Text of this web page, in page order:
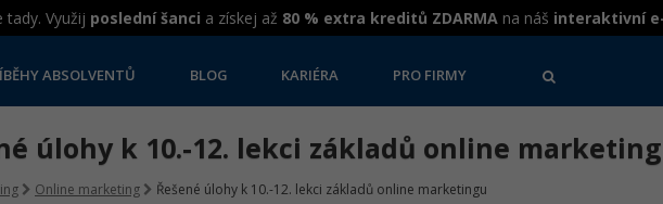
Využij poslední šanci a získej až 80 % extra kreditů ZDARMA na náš interaktivní
ABSOLVENTŮ BLOG KARIÉRA PRO FIRMY
úlohy k 10.-12. lekci základů online
Online marketing Řešené úlohy k 10.-12. lekci základů online marketingu